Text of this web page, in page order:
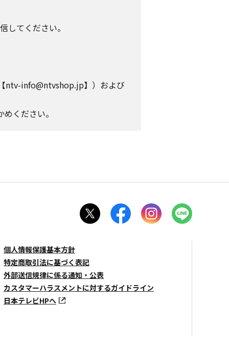
してください。
ntv-info@ntvshop.jp】）および
ください。
個人情報保護基本方針
特定商取引法に基づく表記
外部送信規律に係る通知・公表
カスタマーハラスメントに対するガイドライン
日本テレビHPへ